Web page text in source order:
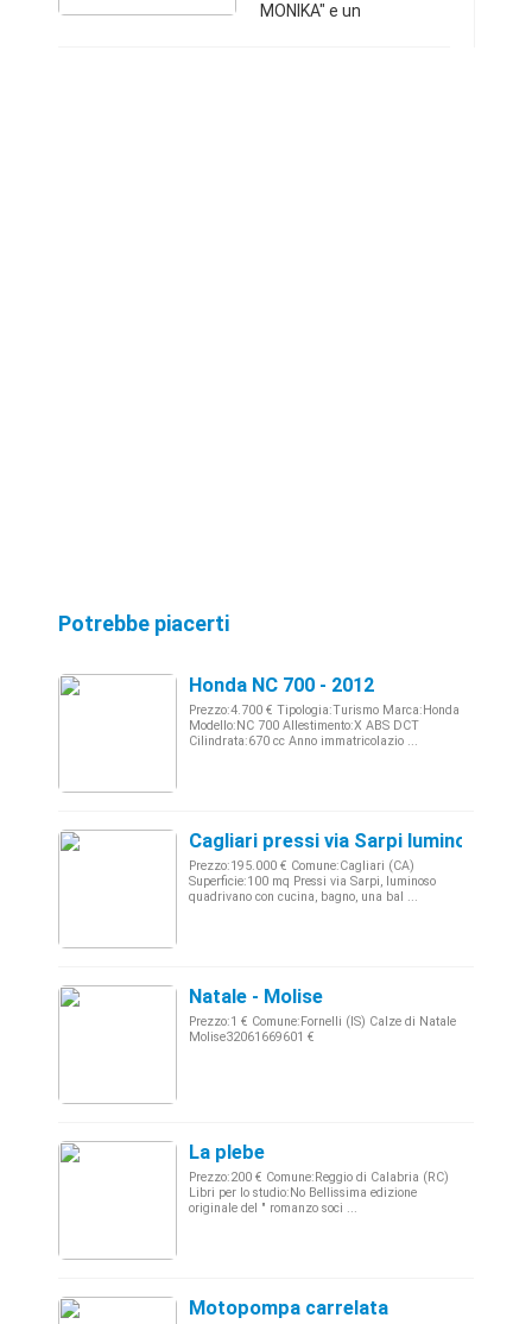
MONIKA" e un
Potrebbe piacerti
Honda NC 700 - 2012
Prezzo:4.700 € Tipologia:Turismo Marca:Honda
Modello:NC 700 Allestimento:X ABS DCT
Cilindrata:670 cc Anno immatricolazio ...
Cagliari pressi via Sarpi luminoso
Prezzo:195.000 € Comune:Cagliari (CA)
Superficie:100 mq Pressi via Sarpi, luminoso
quadrivano con cucina, bagno, una bal ...
Natale - Molise
Prezzo:1 € Comune:Fornelli (IS) Calze di Natale
Molise32061669601 €
La plebe
Prezzo:200 € Comune:Reggio di Calabria (RC)
Libri per lo studio:No Bellissima edizione
originale del " romanzo soci ...
Motopompa carrelata